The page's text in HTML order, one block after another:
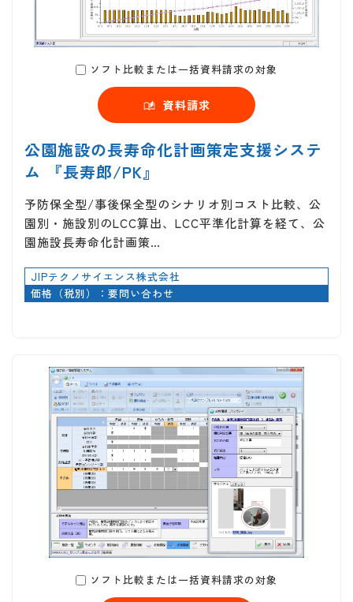
ソフト比較または一括資料請求の対象
資料請求
公園施設の長寿命化計画策定支援システ
ム 『長寿郎/PK』
予防保全型/事後保全型のシナリオ別コスト比較、公
園別・施設別のLCC算出、LCC平準化計算を経て、公
園施設長寿命化計画策…
JIPテクノサイエンス株式会社
価格（税別）：要問い合わせ
ソフト比較または一括資料請求の対象